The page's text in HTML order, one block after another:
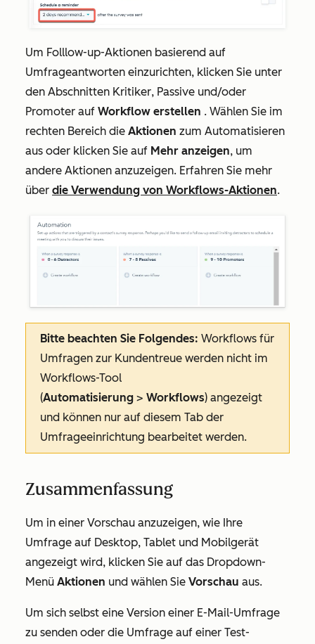
Um Folllow-up-Aktionen basierend auf
Umfrageantworten einzurichten, klicken Sie unter
den Abschnitten Kritiker, Passive und/oder
Promoter auf Workflow erstellen . Wählen Sie im
rechten Bereich die Aktionen zum Automatisieren
aus oder klicken Sie auf Mehr anzeigen, um
andere Aktionen anzuzeigen. Erfahren Sie mehr
über die Verwendung von Workflows-Aktionen.
Bitte beachten Sie Folgendes: Workflows für
Umfragen zur Kundentreue werden nicht im
Workflows-Tool
(Automatisierung > Workflows) angezeigt
und können nur auf diesem Tab der
Umfrageeinrichtung bearbeitet werden.
Zusammenfassung
Um in einer Vorschau anzuzeigen, wie Ihre
Umfrage auf Desktop, Tablet und Mobilgerät
angezeigt wird, klicken Sie auf das Dropdown-
Menü Aktionen und wählen Sie Vorschau aus.
Um sich selbst eine Version einer E-Mail-Umfrage
zu senden oder die Umfrage auf einer Test-